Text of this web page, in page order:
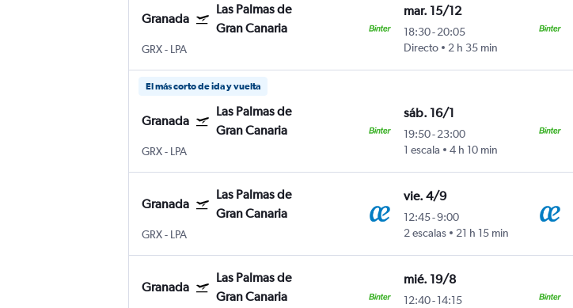
Granada
Las Palmas de
Gran Canaria
GRX- LPA
mar. 15/12
18:30-20:05
Directo
2 h 35 min
El más corto de ida y vuelta
Granada
Las Palmas de
Gran Canaria
GRX- LPA
sáb. 16/1
19:50-23:00
1 escala
4 h 10 min
Granada
Las Palmas de
Gran Canaria
GRX- LPA
vie. 4/9
12:45-9:00
2 escalas
21 h 15 min
Granada
Las Palmas de
Gran Canaria
mié. 19/8
12:40-14:15